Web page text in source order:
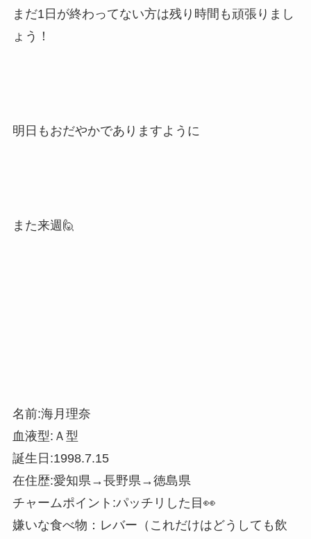
まだ1日が終わってない方は残り時間も頑張りまし
ょう！
明日もおだやかでありますように
また来週🙋
名前:海月理奈
血液型:Ａ型
誕生日:1998.7.15
在住歴:愛知県→長野県→徳島県
チャームポイント:パッチリした目👀
嫌いな食べ物：レバー（これだけはどうしても飲